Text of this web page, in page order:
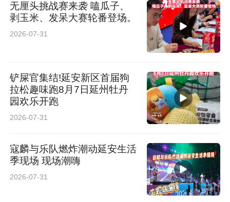
无厘头挑战赛来袭 嗑瓜子、
剥玉米、发呆大赛轮番登场。
2026-07-31
铲屎官集结!延安新区首届狗
拉松趣味跑8月7日延州牡丹
园欢乐开跑
2026-07-31
寇麟与乐队燃炸潮动延安生活
季现场 现场潮嗨
2026-07-31